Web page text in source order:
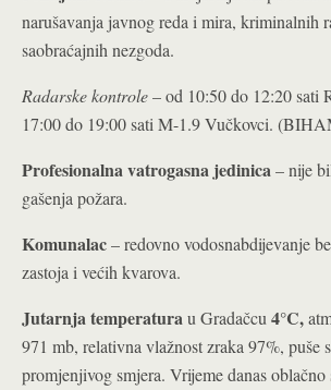
narušavanja javnog reda i mira, kriminalnih
saobraćajnih nezgoda.
Radarske kontrole– od 10:50 do 12:20 sati
17:00 do 19:00 sati M-1.9 Vučkovci.
Profesionalna vatrogasna jedinica– nije
gašenja požara.
Komunalac– redovno vodosnabdijevanje
zastoja i većih kvarova.
Jutarnja temperaturau Gradačcu 4°C,
971 mb, relativna vlažnost zraka 97%, puše
promjenjivog smjera. Vrijeme danas